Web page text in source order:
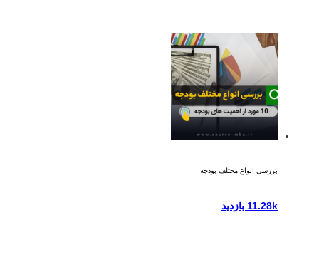
بررسی انواع مختلف بودجه
11.28k بازدید